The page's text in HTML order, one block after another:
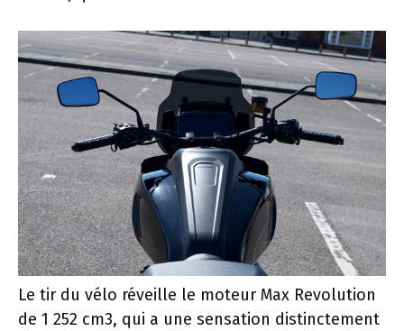
Le tir du vélo réveille le moteur Max Revolution
de 1 252 cm3, qui a une sensation distinctement